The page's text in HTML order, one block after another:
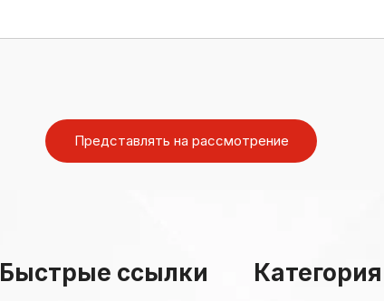
Представлять на рассмотрение
Быстрые ссылки
Категория